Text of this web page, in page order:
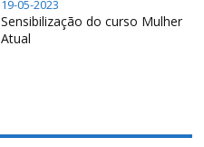
19-05-2023
Sensibilização do curso Mulher
Atual